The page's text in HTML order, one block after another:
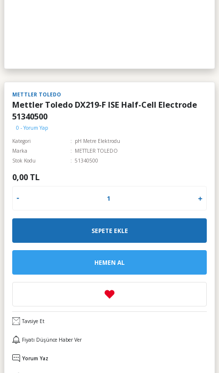
METTLER TOLEDO
Mettler Toledo DX219-F ISE Half-Cell Electrode
51340500
0 - Yorum Yap
Kategori
pH Metre Elektrodu
Marka
METTLER TOLEDO
Stok Kodu
51340500
0,00 TL
SEPETE EKLE
HEMEN AL
Tavsiye Et
Fiyatı Düşünce Haber Ver
Yorum Yaz